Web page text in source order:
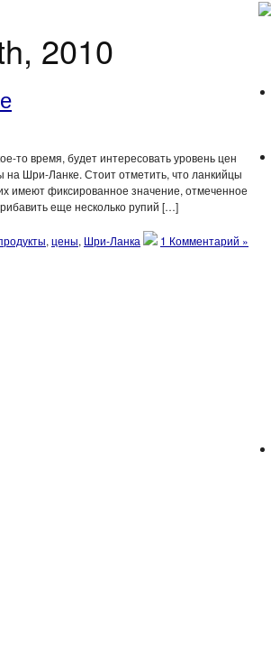
2010
то время, будет интересовать уровень цен
на Шри-Ланке. Стоит отметить, что ланкийцы
имеют фиксированное значение, отмеченное
еще несколько рупий […]
, цены, Шри-Ланка 1 Комментарий »